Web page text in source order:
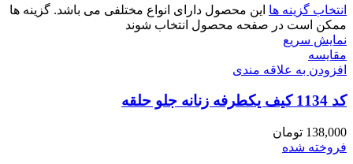
انتخاب گزینه ها این محصول دارای انواع مختلفی می باشد. گزینه ها
ممکن است در صفحه محصول انتخاب شوند
نمایش سریع
مقايسه
افزودن به علاقه مندی
کد 1134 کیف یکطرفه زنانه جلو حلقه
138,000 تومان
فروخته شده